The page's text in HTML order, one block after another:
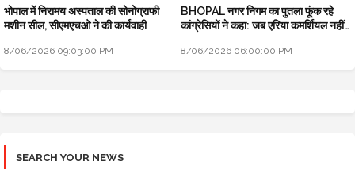
भोपाल में निरामय अस्पताल की सोनोग्राफी
मशीन सील, सीएमएचओ ने की कार्यवाही
8/06/2026 09:03:00 PM
BHOPAL नगर निगम का पुतला फूंक रहे
कांग्रेसियों ने कहा: जब एरिया कमर्शियल नहीं
8/06/2026 06:00:00 PM
SEARCH YOUR NEWS